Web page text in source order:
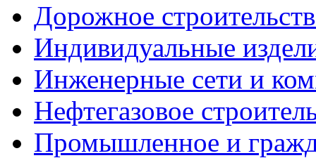
Дорожное
Индивидуальные
Инженерные сети и
Нефтегазовое
Промышленное и